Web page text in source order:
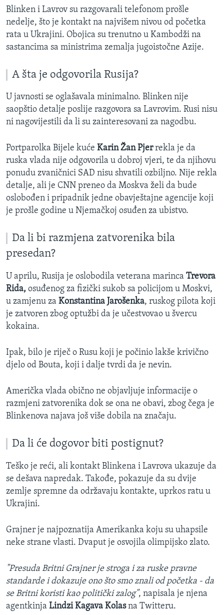
Blinken i Lavrov su razgovarali telefonom prošle
nedelje, što je kontakt na najvišem nivou od početka
rata u Ukrajini. Obojica su trenutno u Kambodži na
sastancima sa ministrima zemalja jugoistočne Azije.
A šta je odgovorila Rusija?
U javnosti se oglašavala minimalno. Blinken nije
saopštio detalje poslije razgovora sa Lavrovim. Rusi nisu
ni nagovijestili da li su zainteresovani za nagodbu.
Portparolka Bijele kuće Karin Žan Pjerrekla je da
ruska vlada nije odgovorila u dobroj vjeri, te da njihovu
ponudu zvaničnici SAD nisu shvatili ozbiljno. Nije rekla
detalje, ali je CNN preneo da Moskva želi da bude
oslobođen i pripadnik jedne obavještajne agencije koji
je prošle godine u Njemačkoj osuđen za ubistvo.
Da li bi razmjena zatvorenika bila
presedan?
U aprilu, Rusija je oslobodila veterana marinca Trevora
Rida, osuđenog za fizički sukob sa policijom u Moskvi,
u zamjenu za Konstantina Jarošenka, ruskog pilota koji
je zatvoren zbog optužbi da je učestvovao u švercu
kokaina.
Ipak, bilo je riječ o Rusu koji je počinio lakše krivično
djelo od Bouta, koji i dalje tvrdi da je nevin.
Američka vlada obično ne objavljuje informacije o
razmjeni zatvorenika dok se ona ne obavi, zbog čega je
Blinkenova najava još više dobila na značaju.
Da li će dogovor biti postignut?
Teško je reći, ali kontakt Blinkena i Lavrova ukazuje da
se dešava napredak. Takođe, pokazuje da su dvije
zemlje spremne da održavaju kontakte, uprkos ratu u
Ukrajini.
Grajner je najpoznatija Amerikanka koju su uhapsile
neke strane vlasti. Dvaput je osvojila olimpijsko zlato.
"Presuda Britni Grajner je stroga i za ruske pravne
standarde i dokazuje ono što smo znali od početka - da
se Britni koristi kao politički zalog", napisala je njena
agentkinja Lindzi Kagava Kolasna Twitteru.